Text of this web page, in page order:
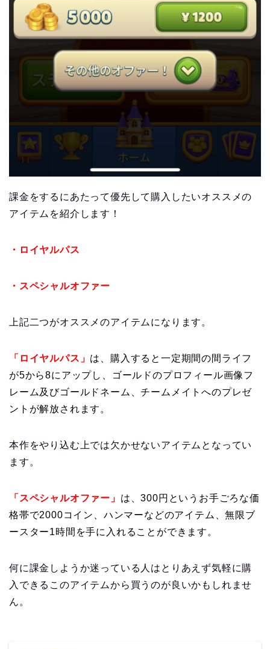
課金をするにあたって優先して購入したいオススメの
アイテムを紹介します！
・ロイヤルパス
・スペシャルオファー
上記二つがオススメのアイテムになります。
「ロイヤルパス」 は、購入すると一定期間の間ライフ
が5から8にアップし、ゴールドのプロフィール画像フ
レーム及びゴールドネーム、チームメイトへのプレゼ
ントが解放されます。
本作をやり込む上では欠かせないアイテムとなってい
ます。
「スペシャルオファー」 は、300円というお手ごろな価
格帯で2000コイン、ハンマーなどのアイテム、無限ブ
ースター1時間を手に入れることができます。
何に課金しようか迷っている人はとりあえず気軽に購
入できるこのアイテムから買うのが良いかもしれませ
ん。